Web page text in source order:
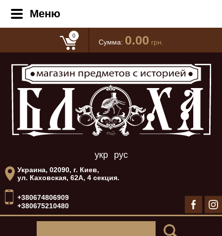
0
Сумма: 0.00 грн.
укр рус
Украина, 02090, г. Киев,
ул. Каховская, 62А, 4 секция.
+380674806909
+380675210480
Меню